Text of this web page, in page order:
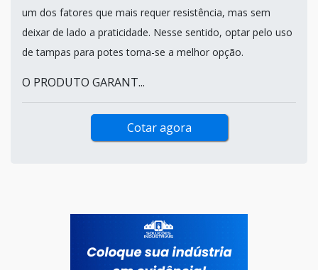
um dos fatores que mais requer resistência, mas sem
deixar de lado a praticidade. Nesse sentido, optar pelo uso
de tampas para potes torna-se a melhor opção.
O PRODUTO GARANT...
Cotar agora